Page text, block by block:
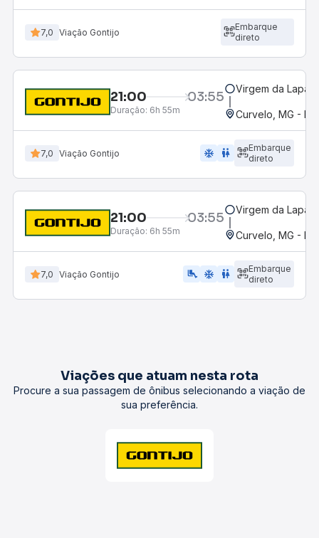
7,0 Viação Gontijo
Embarque
direto
21:00 03:55
Duração: 6h 55m
Virgem da Lapa,
Curvelo, MG -
7,0 Viação Gontijo ac_unit wc
Embarque
direto
21:00 03:55
Duração: 6h 55m
Virgem da Lapa,
Curvelo, MG -
7,0 Viação Gontijo airline_seat_legroom_extra ac_unit wc
Embarque
direto
Viações que atuam nesta rota
Procure a sua passagem de ônibus selecionando a viação de
sua preferência.